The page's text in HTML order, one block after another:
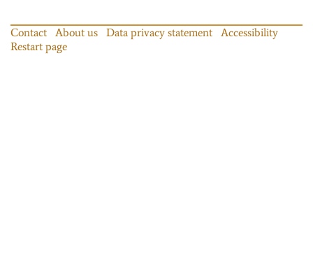
Contact About us Data privacy statement
Accessibility
Restart page